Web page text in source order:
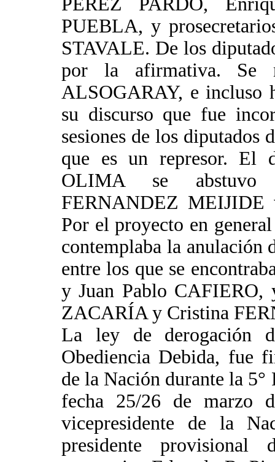
PUEBLA, y
STAVALE. De los
por la afirmativa. Se
ALSOGARAY, e incluso
su discurso que fue
sesiones de los
que es un represor. El
OLIMA se abstuvo
FERNANDEZ MEIJIDE
Por el proyecto en
contemplaba la anulación
entre los que se
y Juan Pablo CAFIERO,
ZACARÍA y Cristina
La ley de derogación
Obediencia Debida, fue
de la Nación durante la
fecha 25/26 de marzo
vicepresidente de la
presidente provisional